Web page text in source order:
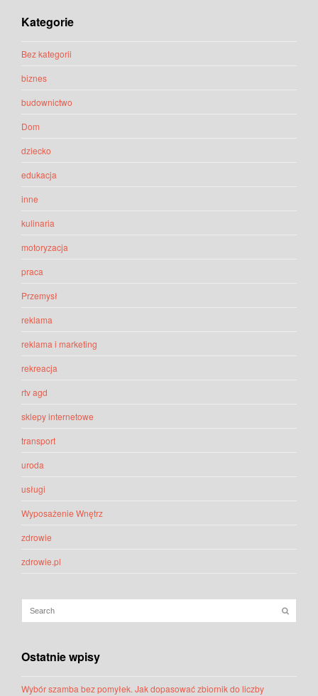
Kategorie
Bez kategorii
biznes
budownictwo
Dom
dziecko
edukacja
inne
kulinaria
motoryzacja
praca
Przemysł
reklama
reklama i marketing
rekreacja
rtv agd
sklepy internetowe
transport
uroda
usługi
Wyposażenie Wnętrz
zdrowie
zdrowie.pl
Ostatnie wpisy
Wybór szamba bez pomyłek. Jak dopasować zbiornik do liczby